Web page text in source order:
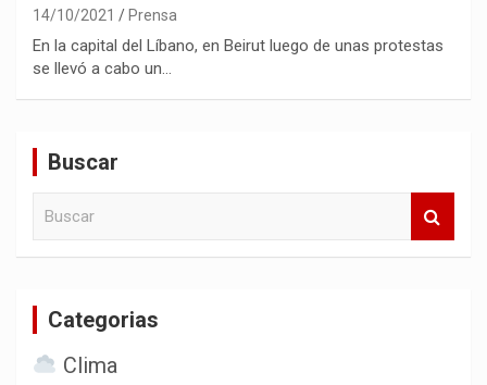
14/10/2021 Prensa
En la capital del Líbano, en Beirut luego de unas protestas
se llevó a cabo un…
Buscar
Categorias
Clima